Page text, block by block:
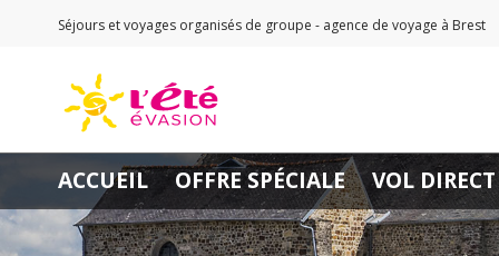
Séjours et voyages organisés de groupe - agence de voyage à Brest
ACCUEIL OFFRE SPÉCIALE VOL DIRECT